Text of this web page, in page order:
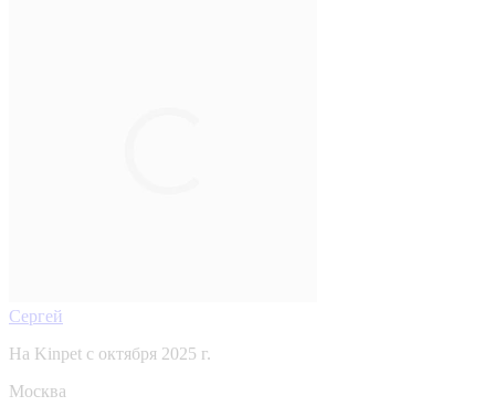
Сергей
На Kinpet c октября 2025 г.
Москва